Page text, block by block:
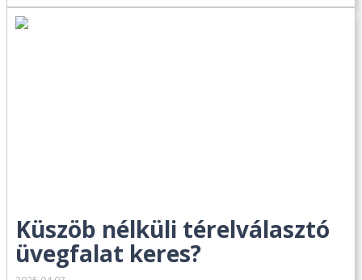
Küszöb nélküli térelválasztó
üvegfalat keres?